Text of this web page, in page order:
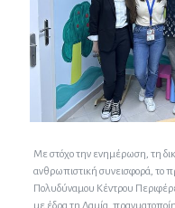
Με στόχο την ενημέρωση, τη
ανθρωπιστική συνεισφορά, το
Πολυδύναμου Κέντρου
με έδρα τη Λαμία,